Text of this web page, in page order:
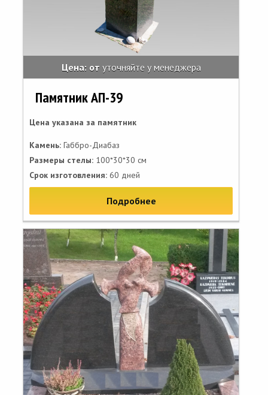
Цена: от уточняйте у менеджера
Памятник АП-39
Цена указана за памятник
Камень: Габбро-Диабаз
Размеры стелы: 100*30*30 см
Срок изготовления: 60 дней
Подробнее